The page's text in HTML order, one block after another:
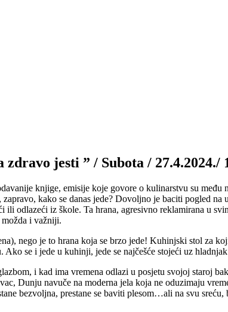
jesti ” / Subota / 27.4.2024./
knjige, emisije koje govore o kulinarstvu su
kako se danas jede? Dovoljno je baciti pogled na
odlazeći iz škole. Ta hrana, agresivno reklamirana u
i važniji.
nego je to hrana koja se brzo jede! Kuhinjski stol za
se i jede u kuhinji, jede se najčešće stojeći uz
i kad ima vremena odlazi u posjetu svojoj staroj
Dunju navuče na moderna jela koja ne oduzimaju
bezvoljna, prestane se baviti plesom…ali na svu